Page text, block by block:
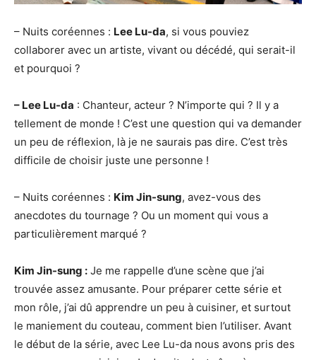
– Nuits coréennes : Lee Lu-da, si vous pouviez
collaborer avec un artiste, vivant ou décédé, qui serait-il
et pourquoi ?
– Lee Lu-da : Chanteur, acteur ? N’importe qui ? Il y a
tellement de monde ! C’est une question qui va demander
un peu de réflexion, là je ne saurais pas dire. C’est très
difficile de choisir juste une personne !
– Nuits coréennes : Kim Jin-sung, avez-vous des
anecdotes du tournage ? Ou un moment qui vous a
particulièrement marqué ?
Kim Jin-sung : Je me rappelle d’une scène que j’ai
trouvée assez amusante. Pour préparer cette série et
mon rôle, j’ai dû apprendre un peu à cuisiner, et surtout
le maniement du couteau, comment bien l’utiliser. Avant
le début de la série, avec Lee Lu-da nous avons pris des